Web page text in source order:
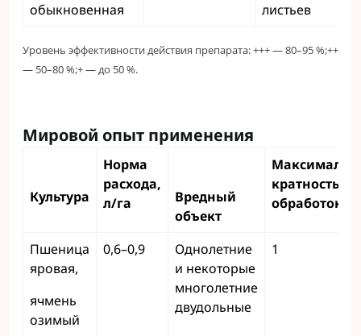
обыкновенная
листьев
Уровень эффективности действия препарата: +++ — 80–95 %;++
— 50–80 %;+ — до 50 %.
Мировой опыт применения
Культура
Норма
расхода,
л/га
Вредный
объект
кратность
обработок
Пшеница
яровая,
ячмень
озимый
0,6–0,9
Однолетние
и некоторые
многолетние
двудольные
1